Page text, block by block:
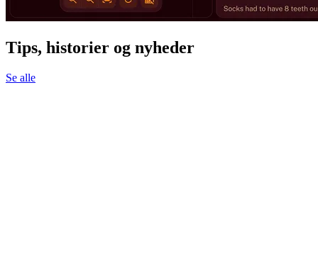
Tips, historier og nyheder
Se alle